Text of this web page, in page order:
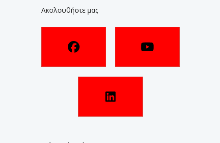
Ακολουθήστε μας